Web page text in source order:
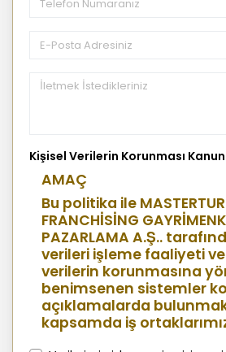
Kişisel Verilerin Korunması
AMAÇ
Bu politika ile
FRANCHİSİNG
PAZARLAMA A.Ş..
verileri işleme faaliyeti
verilerin korunmasına
benimsenen sistemler
açıklamalarda
kapsamda iş